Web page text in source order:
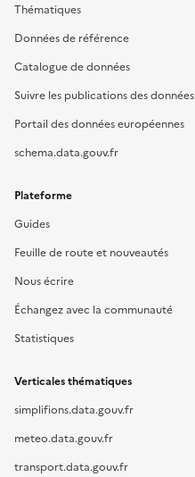
Thématiques
Données de référence
Catalogue de données
Suivre les publications des données
Portail des données européennes
schema.data.gouv.fr
Plateforme
Guides
Feuille de route et nouveautés
Nous écrire
Échangez avec la communauté
Statistiques
Verticales thématiques
simplifions.data.gouv.fr
meteo.data.gouv.fr
transport.data.gouv.fr